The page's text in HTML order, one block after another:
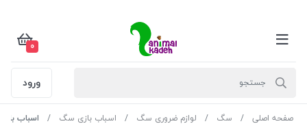
0
ورود
صفحه اصلی سگ لوازم ضروری سگ اسباب بازی سگ اسباب